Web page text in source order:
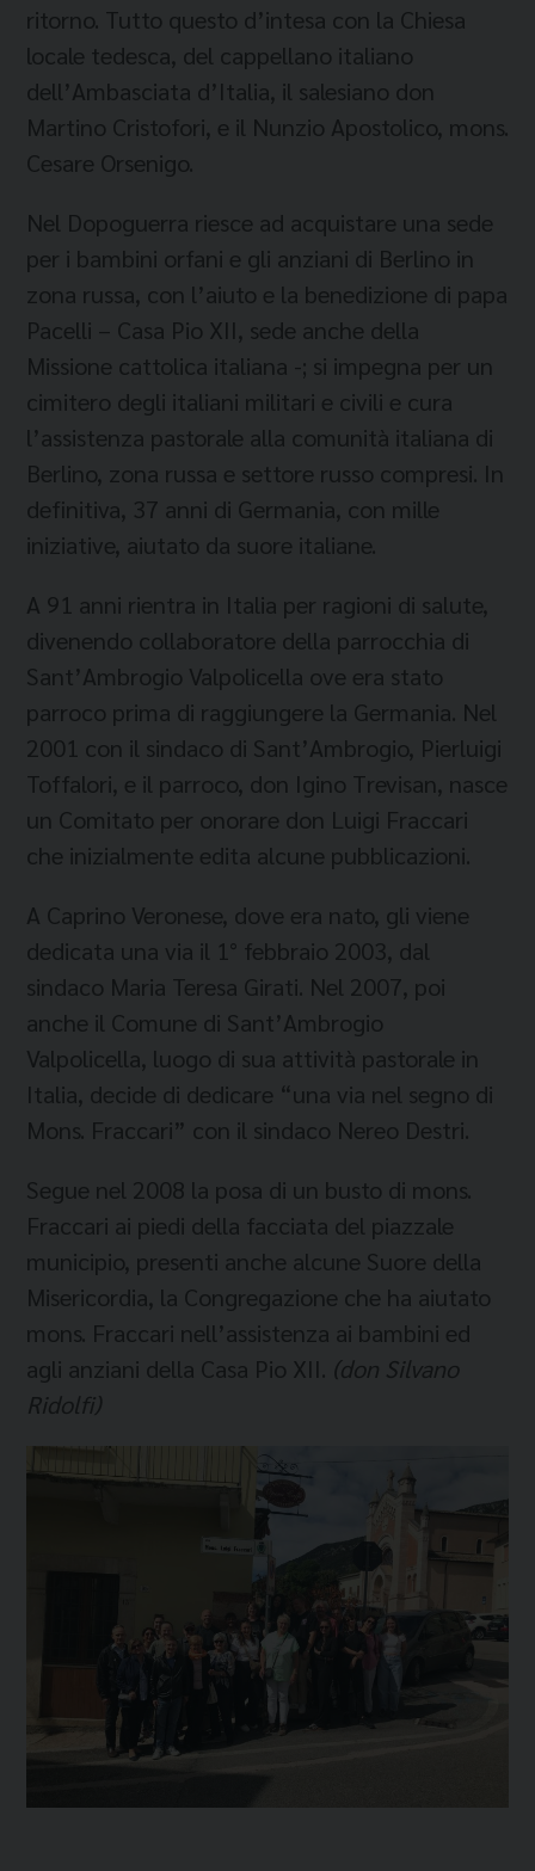
ritorno. Tutto questo d’intesa con la Chiesa
locale tedesca, del cappellano italiano
dell’Ambasciata d’Italia, il salesiano don
Martino Cristofori, e il Nunzio Apostolico, mons.
Cesare Orsenigo.
Nel Dopoguerra riesce ad acquistare una sede
per i bambini orfani e gli anziani di Berlino in
zona russa, con l’aiuto e la benedizione di papa
Pacelli – Casa Pio XII, sede anche della
Missione cattolica italiana -; si impegna per un
cimitero degli italiani militari e civili e cura
l’assistenza pastorale alla comunità italiana di
Berlino, zona russa e settore russo compresi. In
definitiva, 37 anni di Germania, con mille
iniziative, aiutato da suore italiane.
A 91 anni rientra in Italia per ragioni di salute,
divenendo collaboratore della parrocchia di
Sant’Ambrogio Valpolicella ove era stato
parroco prima di raggiungere la Germania. Nel
2001 con il sindaco di Sant’Ambrogio, Pierluigi
Toffalori, e il parroco, don Igino Trevisan, nasce
un Comitato per onorare don Luigi Fraccari
che inizialmente edita alcune pubblicazioni.
A Caprino Veronese, dove era nato, gli viene
dedicata una via il 1° febbraio 2003, dal
sindaco Maria Teresa Girati. Nel 2007, poi
anche il Comune di Sant’Ambrogio
Valpolicella, luogo di sua attività pastorale in
Italia, decide di dedicare “una via nel segno di
Mons. Fraccari” con il sindaco Nereo Destri.
Segue nel 2008 la posa di un busto di mons.
Fraccari ai piedi della facciata del piazzale
municipio, presenti anche alcune Suore della
Misericordia, la Congregazione che ha aiutato
mons. Fraccari nell’assistenza ai bambini ed
agli anziani della Casa Pio XII. (don Silvano
Ridolfi)